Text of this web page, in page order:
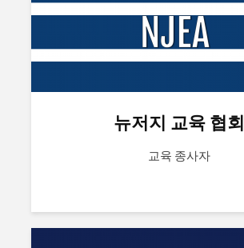
뉴저지 교육 협회
교육 종사자